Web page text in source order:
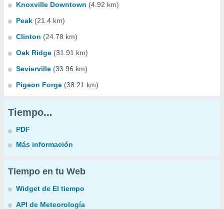
Knoxville Downtown (4.92 km)
Peak (21.4 km)
Clinton (24.78 km)
Oak Ridge (31.91 km)
Sevierville (33.96 km)
Pigeon Forge (38.21 km)
Tiempo...
PDF
Más información
Tiempo en tu Web
Widget de El tiempo
API de Meteorología